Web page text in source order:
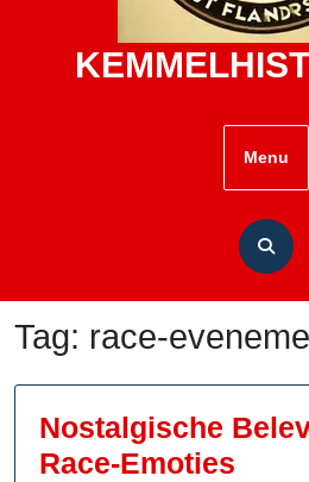
Menu
Tag: race-
Nostalgische
Race-Emoties